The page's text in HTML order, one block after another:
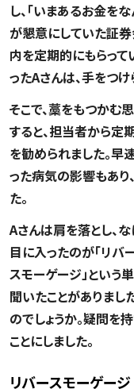
し、「いまあるお金を
が懇意にしていた証
内を定期的にもらって
ったAさんは、手をつ
そこで、藁をもつかむ
すると、担当者から
を勧められました。早
った病気の影響もあり
た。
Aさんは肩を落とし、
目に入ったのが「リバ
スモーゲージ」という
聞いたことがありまし
のでしょうか。疑問を
ことにしました。
リバースモーゲージ